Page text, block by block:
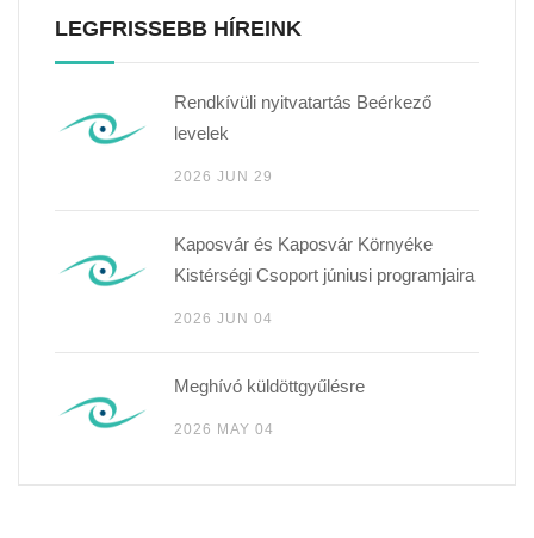
LEGFRISSEBB HÍREINK
Rendkívüli nyitvatartás Beérkező
levelek
2026 JUN 29
Kaposvár és Kaposvár Környéke
Kistérségi Csoport júniusi programjaira
2026 JUN 04
Meghívó küldöttgyűlésre
2026 MAY 04